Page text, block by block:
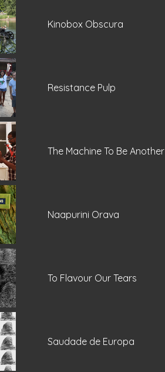
Kinobox Obscura
Resistance Pulp
The Machine To Be Another
Naapurini Orava
To Flavour Our Tears
Saudade de Europa